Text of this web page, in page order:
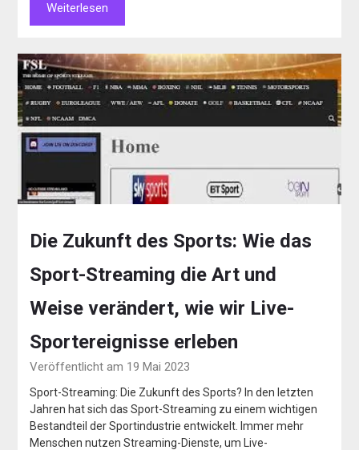
Weiterlesen
Die Zukunft des Sports: Wie das
Sport-Streaming die Art und
Weise verändert, wie wir Live-
Sportereignisse erleben
Veröffentlicht am 19 Mai 2023
Sport-Streaming: Die Zukunft des Sports? In den letzten
Jahren hat sich das Sport-Streaming zu einem wichtigen
Bestandteil der Sportindustrie entwickelt. Immer mehr
Menschen nutzen Streaming-Dienste, um Live-